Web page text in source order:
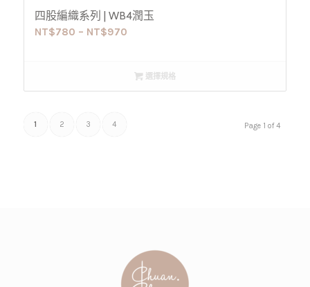
四股編織系列 | WB4潤玉
NT$780 – NT$970
選擇規格
Page 1 of 4
1 2 3 4